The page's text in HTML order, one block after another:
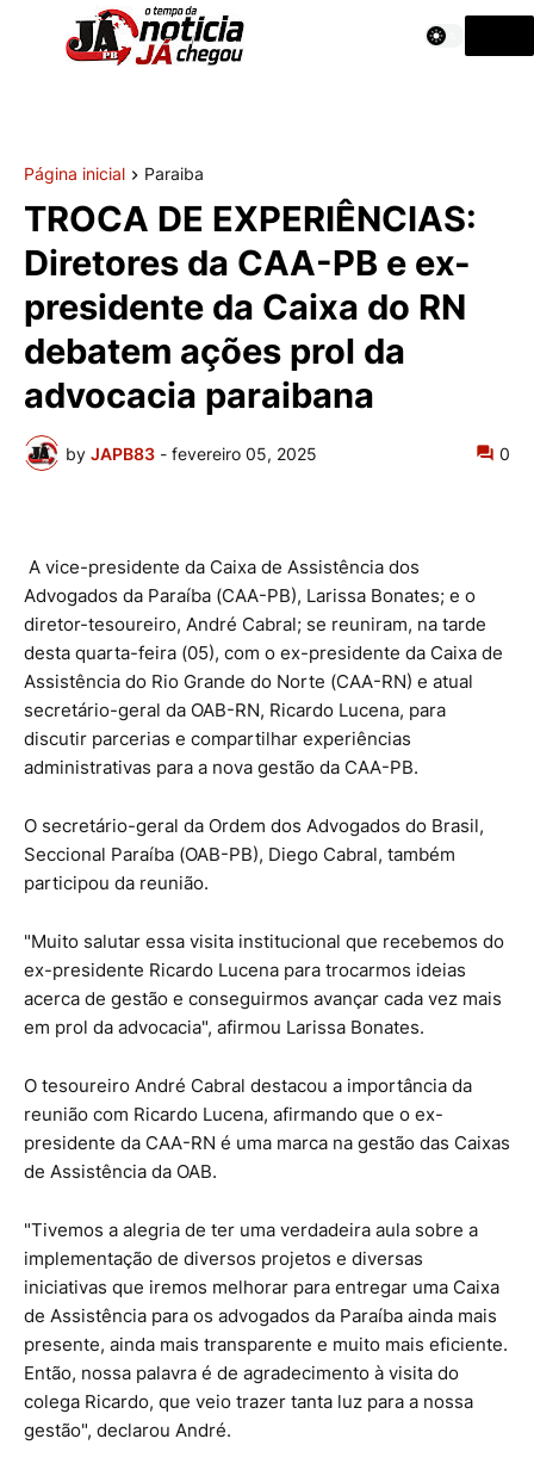
Página inicial Paraiba
TROCA DE EXPERIÊNCIAS:
Diretores da CAA-PB e ex-
presidente da Caixa do RN
debatem ações prol da
advocacia paraibana
by JAPB83 - fevereiro 05, 2025 0
A vice-presidente da Caixa de Assistência dos
Advogados da Paraíba (CAA-PB), Larissa Bonates; e o
diretor-tesoureiro, André Cabral; se reuniram, na tarde
desta quarta-feira (05), com o ex-presidente da Caixa de
Assistência do Rio Grande do Norte (CAA-RN) e atual
secretário-geral da OAB-RN, Ricardo Lucena, para
discutir parcerias e compartilhar experiências
administrativas para a nova gestão da CAA-PB.
O secretário-geral da Ordem dos Advogados do Brasil,
Seccional Paraíba (OAB-PB), Diego Cabral, também
participou da reunião.
"Muito salutar essa visita institucional que recebemos do
ex-presidente Ricardo Lucena para trocarmos ideias
acerca de gestão e conseguirmos avançar cada vez mais
em prol da advocacia", afirmou Larissa Bonates.
O tesoureiro André Cabral destacou a importância da
reunião com Ricardo Lucena, afirmando que o ex-
presidente da CAA-RN é uma marca na gestão das Caixas
de Assistência da OAB.
"Tivemos a alegria de ter uma verdadeira aula sobre a
implementação de diversos projetos e diversas
iniciativas que iremos melhorar para entregar uma Caixa
de Assistência para os advogados da Paraíba ainda mais
presente, ainda mais transparente e muito mais eficiente.
Então, nossa palavra é de agradecimento à visita do
colega Ricardo, que veio trazer tanta luz para a nossa
gestão", declarou André.